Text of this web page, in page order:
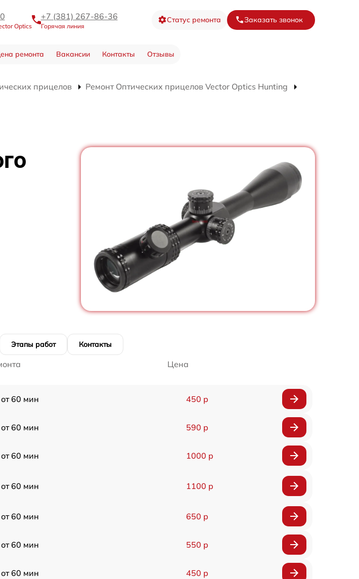
Optics
+7 (381) 267-86-36
Горячая линия
Статус ремонта Заказать звонок
ремонта Вакансии Контакты Отзывы
прицелов
Ремонт Оптических прицелов Vector Optics Hunting
Этапы работ Контакты
Цена
от 60 мин 450 р
от 60 мин 590 р
от 60 мин 1000 р
от 60 мин 1100 р
от 60 мин 650 р
от 60 мин 550 р
от 60 мин 450 р